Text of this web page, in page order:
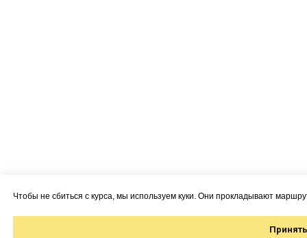
Чтобы не сбиться с курса, мы используем куки. Они прокладывают